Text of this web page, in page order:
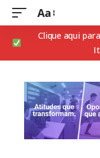
Aa
Clique aqui